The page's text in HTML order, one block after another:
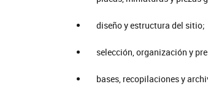
diseño y estructura del sitio;
selección, organización y
bases, recopilaciones y